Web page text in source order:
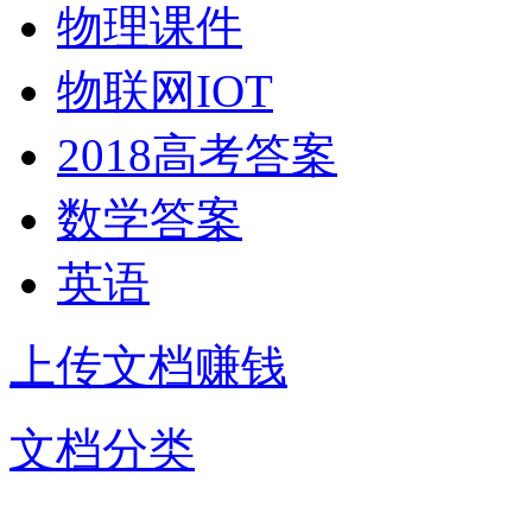
物理课件
物联网IOT
2018高考答案
数学答案
英语
上传文档赚钱
文档分类